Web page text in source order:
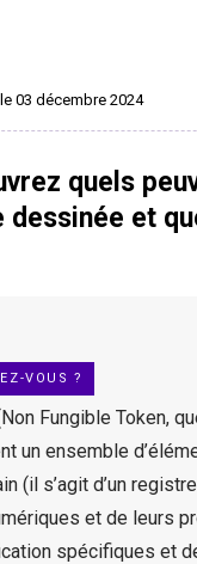
03 décembre 2024
quels
dessinée et
VOUS ?
Fungible Token,
un ensemble
(il s’agit d’un
et de leurs
spécifiques et